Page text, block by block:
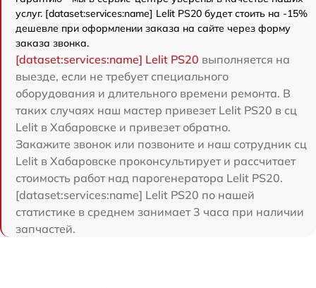
услуг. [dataset:services:name] Lelit PS20 будет стоить на -15%
дешевле при оформлении заказа на сайте через форму
заказа звонка.
[dataset:services:name] Lelit PS20 выполняется на
выезде, если не требует специального
оборудования и длительного времени ремонта. В
таких случаях наш мастер привезет Lelit PS20 в сц
Lelit в Хабаровске и привезет обратно.
Закажите звонок или позвоните и наш сотрудник сц
Lelit в Хабаровске проконсультирует и рассчитает
стоимость работ над парогенератора Lelit PS20.
[dataset:services:name] Lelit PS20 по нашей
статистике в среднем занимает 3 часа при наличии
запчастей.